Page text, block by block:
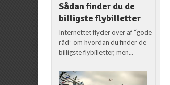
Sådan finder du de
billigste flybilletter
Internettet flyder over af “gode
råd” om hvordan du finder de
billigste flybilletter, men...